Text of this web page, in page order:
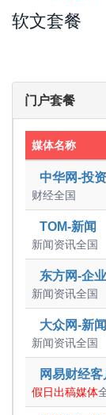
软文套餐
门户套餐
媒体名称
中华网-投资
财经全国
TOM-新闻
新闻资讯全国
东方网-企业
新闻资讯全国
大众网-新闻
新闻资讯全国
网易财经客
假日出稿媒体